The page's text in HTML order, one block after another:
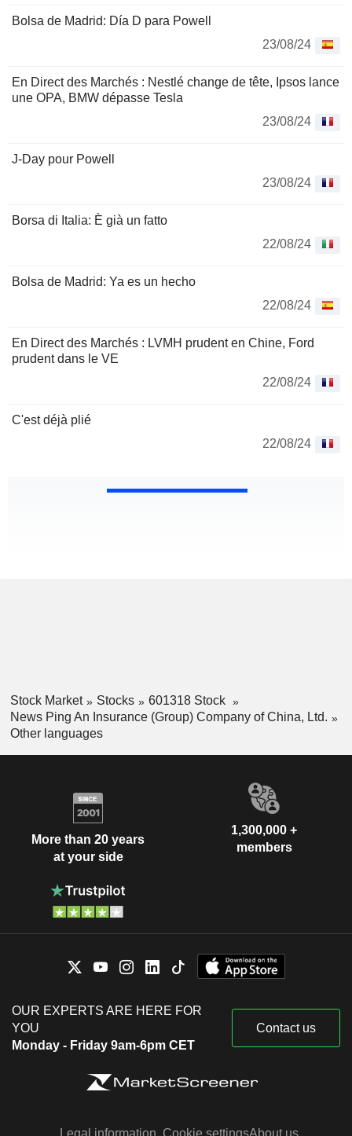
Bolsa de Madrid: Día D para Powell
23/08/24
En Direct des Marchés : Nestlé change de tête, Ipsos lance
une OPA, BMW dépasse Tesla
23/08/24
J-Day pour Powell
23/08/24
Borsa di Italia: È già un fatto
22/08/24
Bolsa de Madrid: Ya es un hecho
22/08/24
En Direct des Marchés : LVMH prudent en Chine, Ford
prudent dans le VE
22/08/24
C'est déjà plié
22/08/24
Stock Market Stocks
601318 Stock
News Ping An Insurance (Group) Company of China, Ltd.
Other languages
More than 20 years
at your side
1,300,000 +
members
OUR EXPERTS ARE HERE FOR
YOU
Monday - Friday 9am-6pm CET
Contact us
Legal information Cookie settingsAbout us